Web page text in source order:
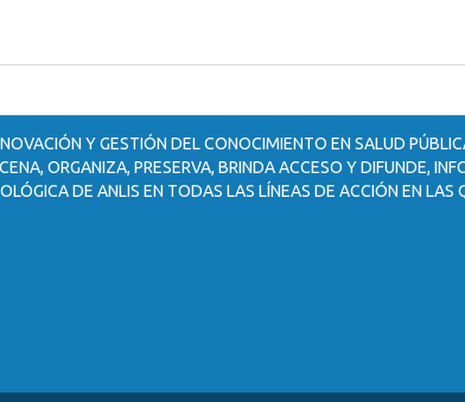
Y GESTIÓN DEL CONOCIMIENTO EN SALUD
ORGANIZA, PRESERVA, BRINDA ACCESO Y DIFUNDE,
DE ANLIS EN TODAS LAS LÍNEAS DE ACCIÓN EN LAS